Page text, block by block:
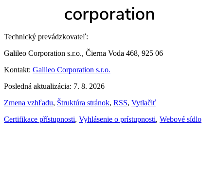
Technický prevádzkovateľ:
Galileo Corporation s.r.o., Čierna Voda 468, 925 06
Kontakt: Galileo Corporation s.r.o.
Posledná aktualizácia: 7. 8. 2026
Zmena vzhľadu, Štruktúra stránok, RSS, Vytlačiť
Certifikace přístupnosti, Vyhlásenie o prístupnosti, Webové sídlo